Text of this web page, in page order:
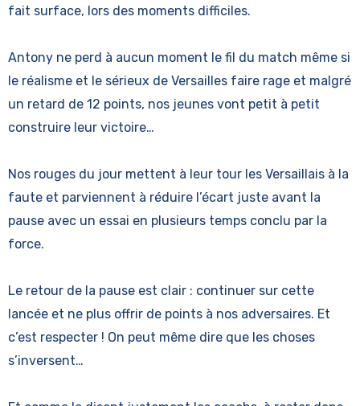
fait surface, lors des moments difficiles.
Antony ne perd à aucun moment le fil du match même si
le réalisme et le sérieux de Versailles faire rage et malgré
un retard de 12 points, nos jeunes vont petit à petit
construire leur victoire…
Nos rouges du jour mettent à leur tour les Versaillais à la
faute et parviennent à réduire l’écart juste avant la
pause avec un essai en plusieurs temps conclu par la
force.
Le retour de la pause est clair : continuer sur cette
lancée et ne plus offrir de points à nos adversaires. Et
c’est respecter ! On peut même dire que les choses
s’inversent…